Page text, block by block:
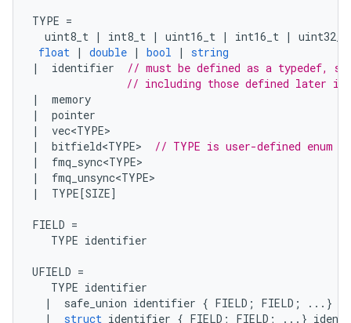
TYPE =
uint8_t | int8_t | uint16_t | int16_t |
float | double | bool |
string
|
identifier
// must be defined as a typedef,
// including those defined later
|
memory
|
pointer
|
vec<TYPE>
|
bitfield<TYPE>
// TYPE is user-defined enum
|
fmq_sync<TYPE>
|
fmq_unsync<TYPE>
|
TYPE[SIZE]
FIELD =
TYPE identifier
UFIELD =
TYPE identifier
|
safe_union identifier { FIELD ; FIELD ; ...}
|
struct identifier { FIELD ; FIELD ; ...}